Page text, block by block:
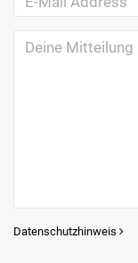
Datenschutzhinweis